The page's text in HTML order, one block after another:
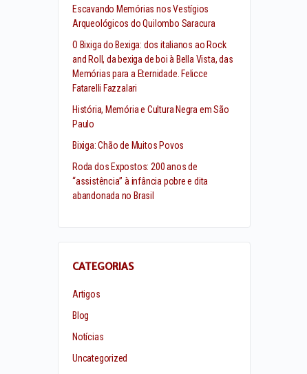
Escavando Memórias nos Vestígios
Arqueológicos do Quilombo Saracura
O Bixiga do Bexiga: dos italianos ao Rock
and Roll, da bexiga de boi à Bella Vista, das
Memórias para a Eternidade. Felicce
Fatarelli Fazzalari
História, Memória e Cultura Negra em São
Paulo
Bixiga: Chão de Muitos Povos
Roda dos Expostos: 200 anos de
“assistência” à infância pobre e dita
abandonada no Brasil
CATEGORIAS
Artigos
Blog
Notícias
Uncategorized